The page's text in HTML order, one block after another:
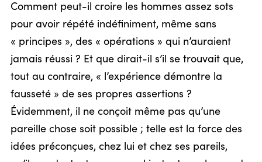
Comment peut-il croire les hommes assez sots
pour avoir répété indéfiniment, même sans
« principes », des « opérations » qui n’auraient
jamais réussi ? Et que dirait-il s’il se trouvait que,
tout au contraire, « l’expérience démontre la
fausseté » de ses propres assertions ?
Évidemment, il ne conçoit même pas qu’une
pareille chose soit possible ; telle est la force des
idées préconçues, chez lui et chez ses pareils,